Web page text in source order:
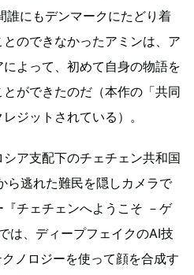
にもデンマークにたどり着
のできなかったアミンは、ア
よって、初めて自身の物語を
ができたのだ（本作の「共同
ジットされている）。
ア支配下のチェチェン共和国
ら逃れた難民を隠しカメラで
チェチェンへようこそ －ゲ
は、ディープフェイクのAI技
ノロジーを使って顔を合成す